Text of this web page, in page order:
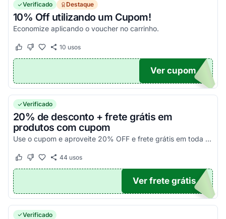
Verificado Destaque
10% Off utilizando um Cupom!
Economize aplicando o voucher no carrinho.
Este cupom funcionou
Este cupom não funcionou
10 usos
E10
Ver cupom
Verificado
20% de desconto + frete grátis em
produtos com cupom
Use o cupom e aproveite 20% OFF e frete grátis em toda a linha Mercafé.
Este cupom funcionou
Este cupom não funcionou
44 usos
ES20
Ver frete grátis
Verificado